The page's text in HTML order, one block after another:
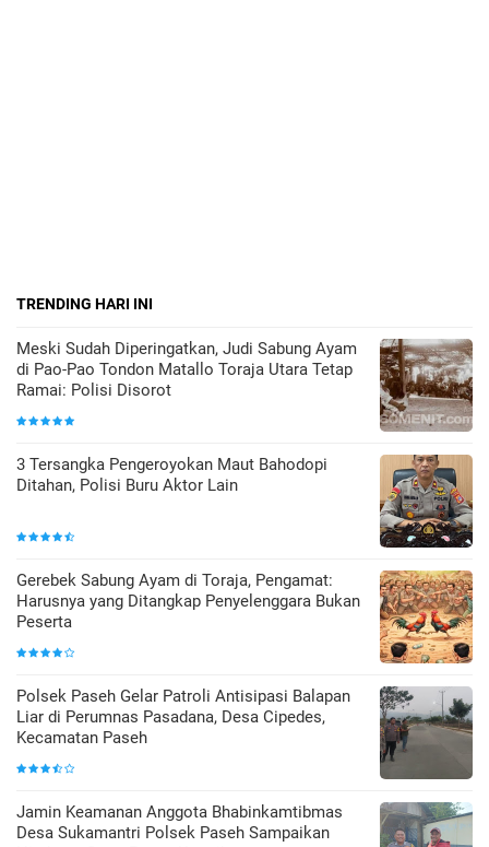
TRENDING HARI INI
Meski Sudah Diperingatkan, Judi Sabung Ayam
di Pao-Pao Tondon Matallo Toraja Utara Tetap
Ramai: Polisi Disorot
3 Tersangka Pengeroyokan Maut Bahodopi
Ditahan, Polisi Buru Aktor Lain
Gerebek Sabung Ayam di Toraja, Pengamat:
Harusnya yang Ditangkap Penyelenggara Bukan
Peserta
Polsek Paseh Gelar Patroli Antisipasi Balapan
Liar di Perumnas Pasadana, Desa Cipedes,
Kecamatan Paseh
Jamin Keamanan Anggota Bhabinkamtibmas
Desa Sukamantri Polsek Paseh Sampaikan